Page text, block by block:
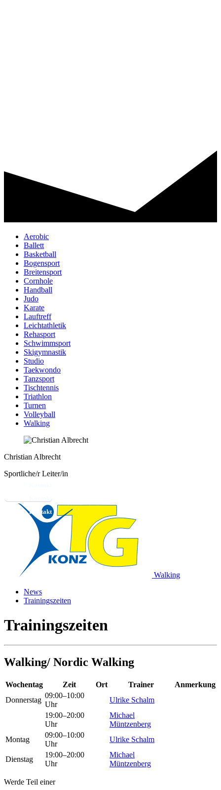
Aerobic
Ballett
Basketball
Bogensport
Breitensport
Cornhole
Handball
Judo
Karate
Lauftreff
Leichtathletik
Rehasport
Schwimmsport
Skigymnastik
Studio
Taekwondo
Tanzsport
Tischtennis
Triathlon
Turnen
Volleyball
Walking
Christian Albrecht
Sportliche/r Leiter/in
Walking
News
Trainingszeiten
Trainingszeiten
Walking/ Nordic Walking
Wochentag Zeit Ort Trainer
Anmerkung
Donnerstag
09:00–10:00
Uhr
Ulrike Schalm
19:00–20:00
Uhr
Michael
Müntzenberg
Montag
09:00–10:00
Uhr
Ulrike Schalm
Dienstag
19:00–20:00
Uhr
Michael
Müntzenberg
Werde Teil einer